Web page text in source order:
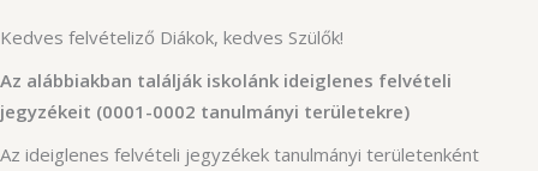
Kedves felvételiző Diákok, kedves Szülők!
Az alábbiakban találják iskolánk ideiglenes felvételi
jegyzékeit (0001-0002 tanulmányi területekre)
Az ideiglenes felvételi jegyzékek tanulmányi területenként